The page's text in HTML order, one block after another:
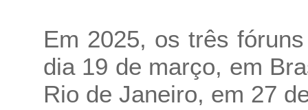
Em 2025, os três
dia 19 de março, em
Rio de Janeiro, em 27